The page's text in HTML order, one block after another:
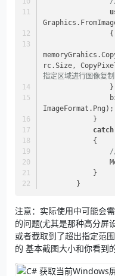
rc.Size,
指定区域进行图像复制
                }
ImageFormat.Png);
            }
catch
            {
            }
        }
注意：实际使用中可能会
的问题(尤其是那种高分屏
或者截取到了超出指定范
的 基本截图大小和你看到